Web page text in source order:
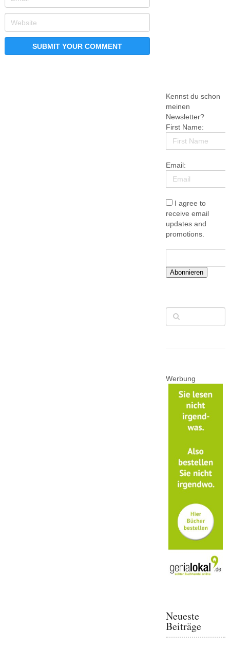
Kennst du schon
meinen
Newsletter?
First Name:
Email:
I agree to
receive email
updates and
promotions.
Abonnieren
Werbung
Neueste
Beiträge